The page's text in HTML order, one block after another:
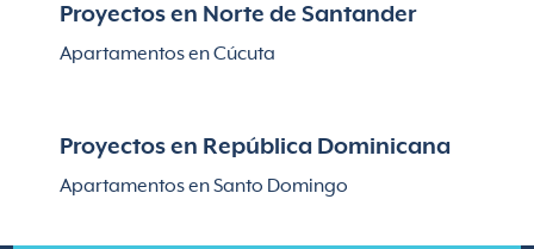
Proyectos en Norte de Santander
Apartamentos en Cúcuta
Proyectos en República Dominicana
Apartamentos en Santo Domingo